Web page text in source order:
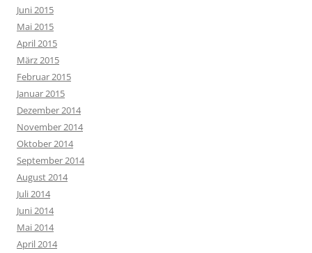
Juni 2015
Mai 2015
April 2015
März 2015
Februar 2015
Januar 2015
Dezember 2014
November 2014
Oktober 2014
September 2014
August 2014
Juli 2014
Juni 2014
Mai 2014
April 2014